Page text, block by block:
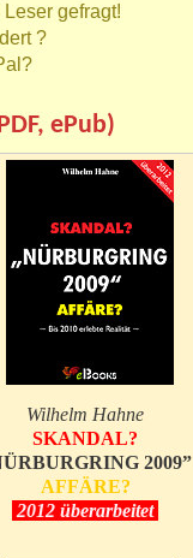
gefragt!
?
ePub)
Wilhelm Hahne
SKANDAL?
2009”
AFFÄRE?
2012 überarbeitet